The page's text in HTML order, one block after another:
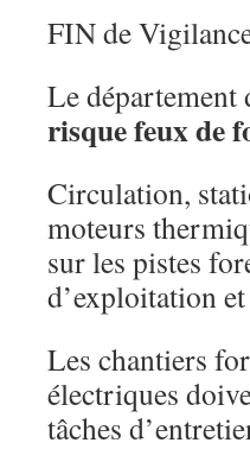
FIN de
Le département
risque feux de
Circulation,
moteurs
sur les pistes
d’exploitation
Les chantiers
électriques
tâches